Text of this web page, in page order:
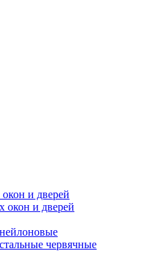
и дверей
окон и дверей
червячные